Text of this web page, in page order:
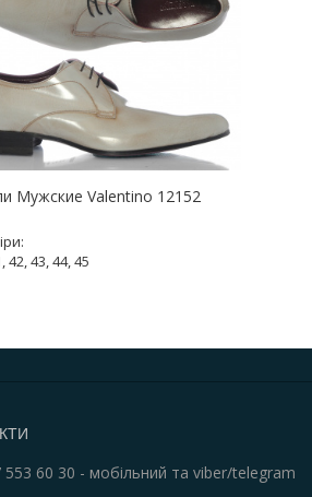
Мужские Valentino 12152
42, 43, 44, 45
553 60 30 - мобільний та viber/telegram